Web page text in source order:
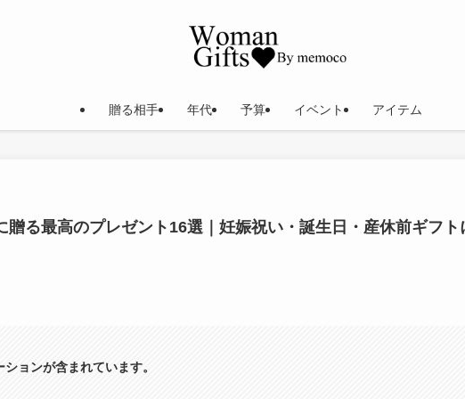
贈る相手 年代 予算 イベント アイテム
贈る最高のプレゼント16選｜妊娠祝い・誕生日・産休前ギフト
ョンが含まれています。